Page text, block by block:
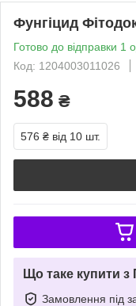
Фунгіцид
Готово до відправки 1
Код: 1204003011026
588 ₴
576 ₴ від 10 шт.
Що таке купити
Замовлення під